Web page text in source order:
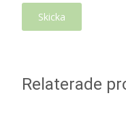
Relaterade